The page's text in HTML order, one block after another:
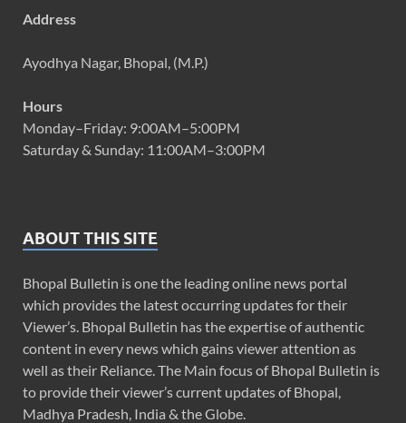
Address
Ayodhya Nagar, Bhopal, (M.P.)
Hours
Monday–Friday: 9:00AM–5:00PM
Saturday & Sunday: 11:00AM–3:00PM
ABOUT THIS SITE
Bhopal Bulletin is one the leading online news portal
which provides the latest occurring updates for their
Viewer’s. Bhopal Bulletin has the expertise of authentic
content in every news which gains viewer attention as
well as their Reliance. The Main focus of Bhopal Bulletin is
to provide their viewer’s current updates of Bhopal,
Madhya Pradesh, India & the Globe.